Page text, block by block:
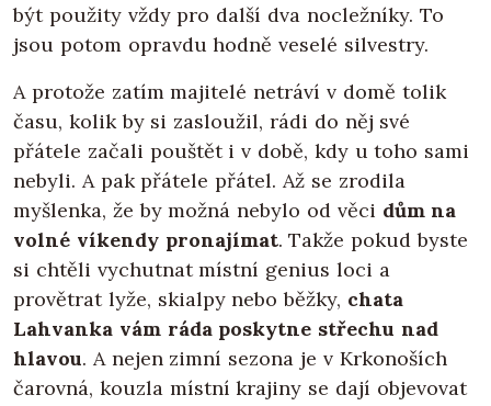
být použity vždy pro další dva nocležníky. To
jsou potom opravdu hodně veselé silvestry.
A protože zatím majitelé netráví v domě tolik
času, kolik by si zasloužil, rádi do něj své
přátele začali pouštět i v době, kdy u toho sami
nebyli. A pak přátele přátel. Až se zrodila
myšlenka, že by možná nebylo od věci dům na
volné víkendy pronajímat. Takže pokud byste
si chtěli vychutnat místní genius loci a
provětrat lyže, skialpy nebo běžky, chata
Lahvanka vám ráda poskytne střechu nad
hlavou. A nejen zimní sezona je v Krkonoších
čarovná, kouzla místní krajiny se dají objevovat